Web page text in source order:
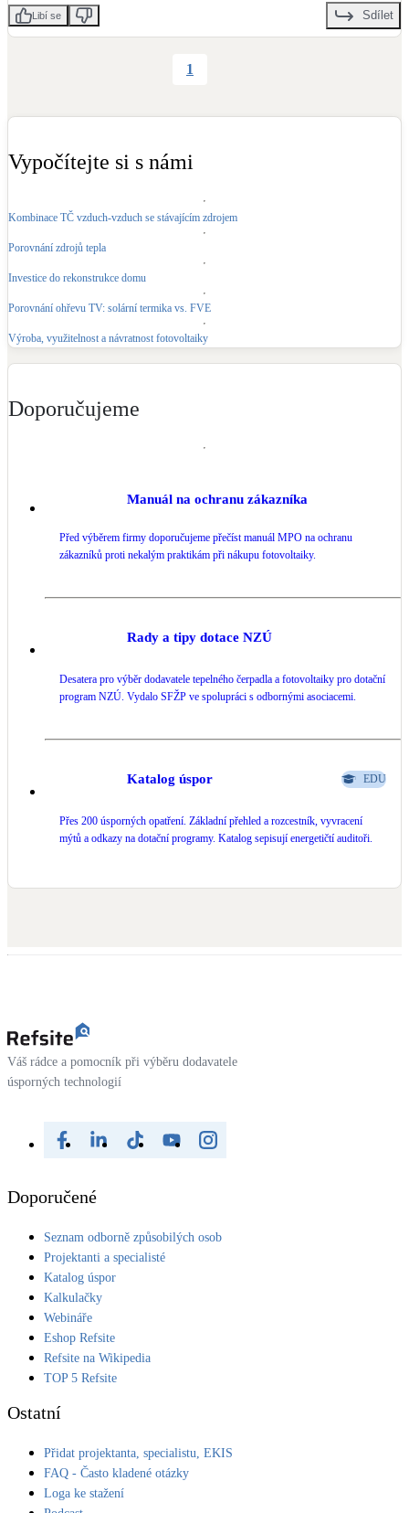
Novostavby
Žaluzie, markýzy, pergoly
Rekuperace tepla odpadní vody
Doplňkové zdroje vytápění
LED osvětlení
Vnitřní i venkovní
Akumulace dešťovky
Větrné elektrárny
Malé i velké turbíny
Libí se Sdílet
1
Vypočítejte si s námi
Kombinace TČ vzduch-vzduch se stávajícím zdrojem
Porovnání zdrojů tepla
Investice do rekonstrukce domu
Porovnání ohřevu TV: solární termika vs. FVE
Výroba, využitelnost a návratnost fotovoltaiky
Doporučujeme
Manuál na ochranu zákazníka
Před výběrem firmy doporučujeme přečíst manuál MPO na ochranu
zákazníků proti nekalým praktikám při nákupu fotovoltaiky.
Rady a tipy dotace NZÚ
Desatera pro výběr dodavatele tepelného čerpadla a fotovoltaiky pro dotační
program NZÚ. Vydalo SFŽP ve spolupráci s odbornými asociacemi.
Katalog úspor EDU
Přes 200 úsporných opatření. Základní přehled a rozcestník, vyvracení
mýtů a odkazy na dotační programy. Katalog sepisují energetičtí auditoři.
Váš rádce a pomocník při výběru dodavatele
úsporných technologií
Doporučené
Seznam odborně způsobilých osob
Projektanti a specialisté
Katalog úspor
Kalkulačky
Webináře
Eshop Refsite
Refsite na Wikipedia
TOP 5 Refsite
Ostatní
Přidat projektanta, specialistu, EKIS
FAQ - Často kladené otázky
Loga ke stažení